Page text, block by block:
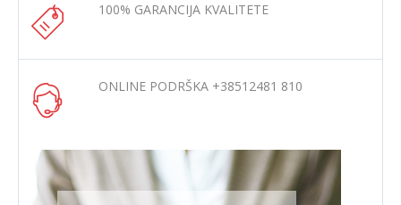
100% GARANCIJA KVALITETE
ONLINE PODRŠKA +38512481 810